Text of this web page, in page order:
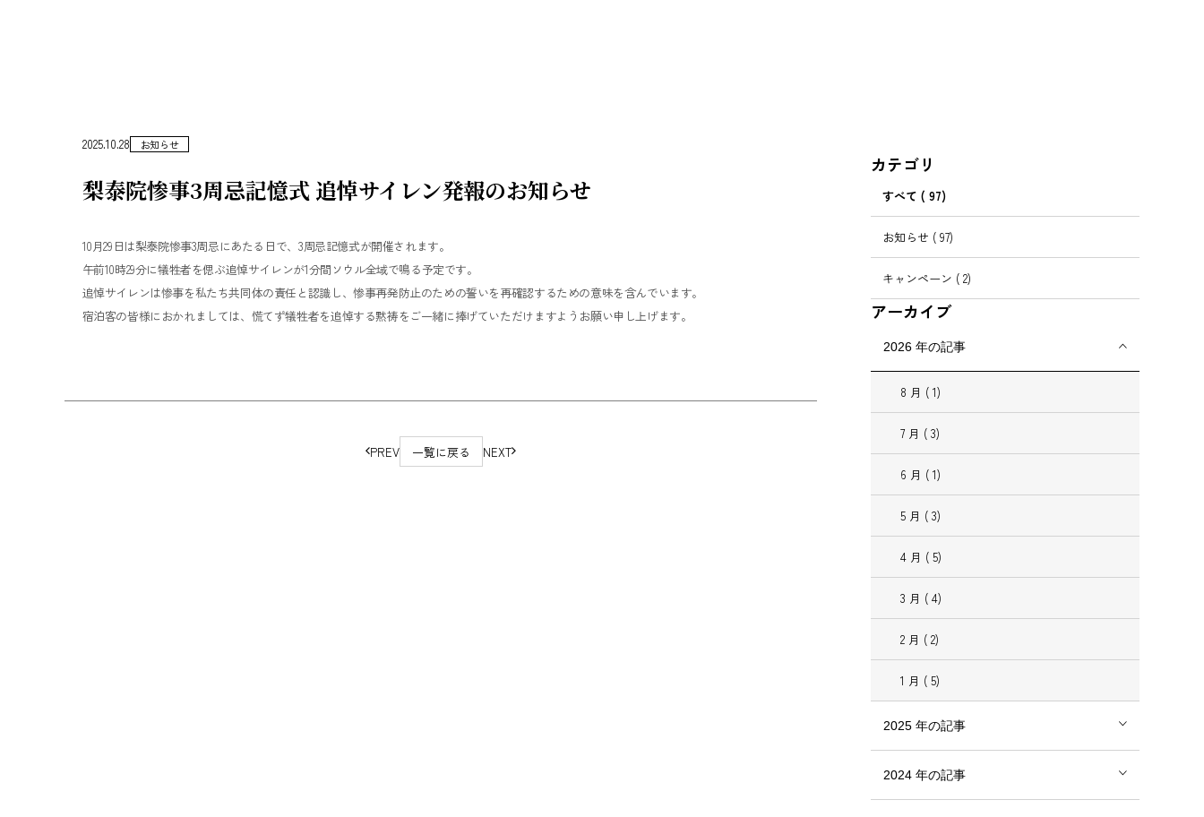
2025.10.28 お知らせ
梨泰院惨事3周忌記憶式 追悼サイレン発報のお知らせ
10月29日は梨泰院惨事3周忌にあたる日で、3周忌記憶式が開催されます。
午前10時29分に犠牲者を偲ぶ追悼サイレンが1分間ソウル全域で鳴る予定です。
追悼サイレンは惨事を私たち共同体の責任と認識し、惨事再発防止のための誓いを再確認するための意味を含んでいます。
宿泊客の皆様におかれましては、慌てず犠牲者を追悼する黙祷をご一緒に捧げていただけますようお願い申し上げます。
PREV 一覧に戻る NEXT
カテゴリ
すべて ( 97)
お知らせ ( 97)
キャンペーン ( 2)
アーカイブ
2026年の記事
8 月 ( 1)
7 月 ( 3)
6 月 ( 1)
5 月 ( 3)
4 月 ( 5)
3 月 ( 4)
2 月 ( 2)
1 月 ( 5)
2025年の記事
2024年の記事